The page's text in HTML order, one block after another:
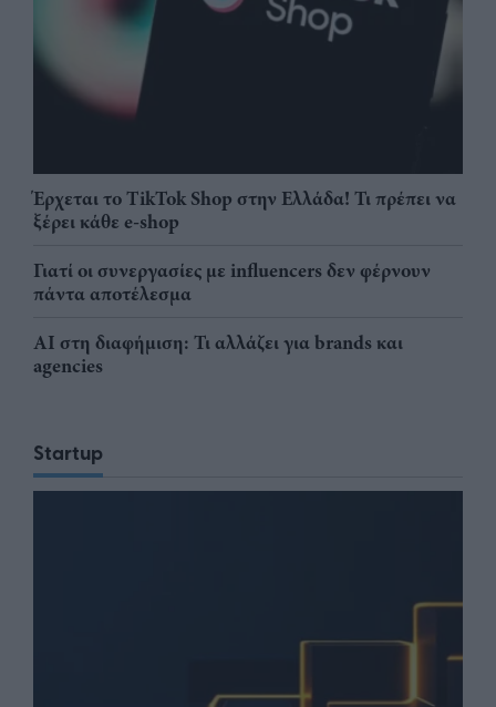
Έρχεται το TikTok Shop στην Ελλάδα! Τι πρέπει να
ξέρει κάθε e-shop
Γιατί οι συνεργασίες με influencers δεν φέρνουν
πάντα αποτέλεσμα
AI στη διαφήμιση: Τι αλλάζει για brands και
agencies
Startup